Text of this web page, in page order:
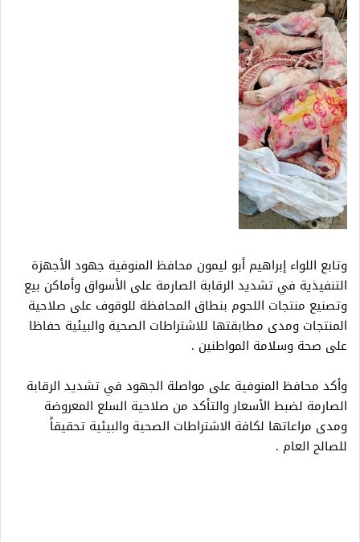
وتابع اللواء إبراهيم أبو ليمون محافظ المنوفية جهود الأجهزة
التنفيذية في تشديد الرقابة الصارمة على الأسواق وأماكن بيع
وتصنيع منتجات اللحوم بنطاق المحافظة للوقوف على صلاحية
المنتجات ومدى مطابقتها للاشتراطات الصحية والبيئية حفاظا
على صحة وسلامة المواطنين .
وأكد محافظ المنوفية على مواصلة الجهود في تشديد الرقابة
الصارمة لضبط الأسعار والتأكد من صلاحية السلع المعروضة
ومدى مراعاتها لكافة الاشتراطات الصحية والبيئية تحقيقاً
للصالح العام .